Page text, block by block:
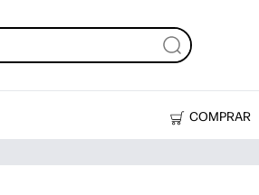
COMPRAR